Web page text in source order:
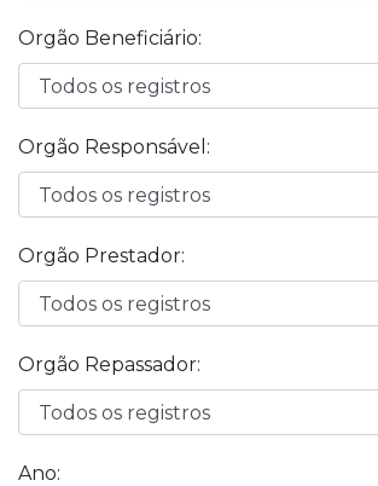
Orgão Beneficiário:
Orgão Responsável:
Orgão Prestador:
Orgão Repassador:
Ano: